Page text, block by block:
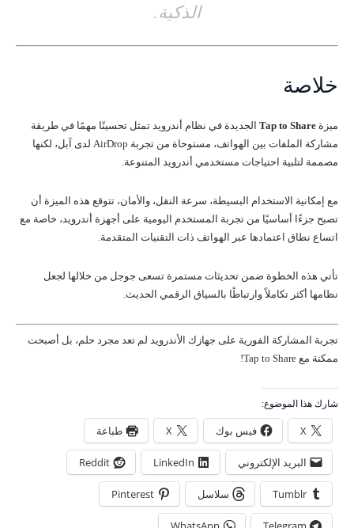
الذكية.
خلاصة
ميزة Tap to Share الجديدة في نظام أندرويد تمثل تحسينًا مهمًا في طريقة
مشاركة الملفات بين الهواتف، مستوحاة من تجربة AirDrop لدى آبل، لكنها
مصممة لتلبية احتياجات مستخدمي أندرويد المتنوعة.
مع إمكانية الاستخدام البسيطة، سرعة النقل، والأمان، تتوقع هذه الميزة أن
تصبح جزءًا أساسيًا من تجربة المستخدم اليومية على أجهزة أندرويد، خاصة مع
اتساع نطاق اعتمادها عبر الهواتف ذات التقنيات المتقدمة.
تأتي هذه الخطوة ضمن تحديثات مستمرة تسعى جوجل من خلالها لجعل
نظامها أكثر تكاملاً وارتباطًا بالسياق الرقمي الحديث.
تجربة المشاركة الفورية على جهازك الأندرويد لم تعد مجرد حلم، بل أصبحت
ممكنة مع Tap to Share!
شارك هذا الموضوع:
X فيس بوك X طباعة
البريد الإلكتروني LinkedIn
Reddit
Tumblr سلاسل Pinterest